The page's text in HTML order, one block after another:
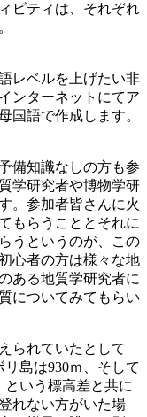
ビティは、それぞれ
レベルを上げたい非
ンターネットにてア
国語で作成します。
備知識なしの方も参
学研究者や博物学研
。参加者皆さんに火
もらうこととそれに
うというのが、この
心者の方は様々な地
ある地質学研究者に
についてみてもらい
られていたとして
島は930ｍ、そして
という標高差と共に
れない方がいた場